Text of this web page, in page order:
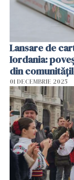
Lansare de
Iordania:
din
01 DECEMBRIE 2025